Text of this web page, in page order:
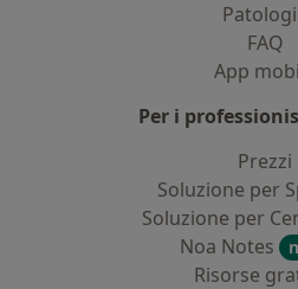
FAQ
App
Per i
Prezzi
Soluzione per
Soluzione per
Noa Notes
Risorse